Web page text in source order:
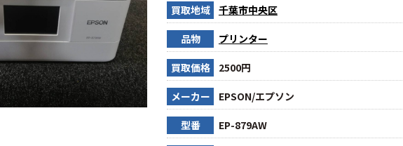
買取地域 千葉市中央区
品物 プリンター
買取価格 2500円
メーカー EPSON/エプソン
型番 EP-879AW